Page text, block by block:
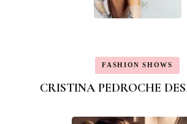
FASHION SHOWS
CRISTINA PEDROCHE